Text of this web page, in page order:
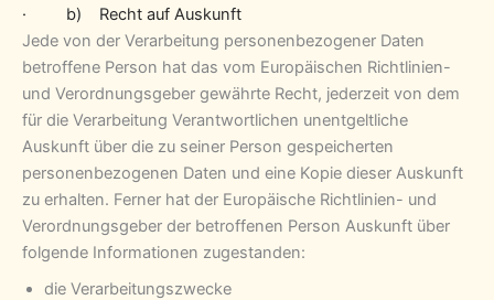
· b) Recht auf Auskunft
Jede von der Verarbeitung personenbezogener Daten
betroffene Person hat das vom Europäischen Richtlinien-
und Verordnungsgeber gewährte Recht, jederzeit von dem
für die Verarbeitung Verantwortlichen unentgeltliche
Auskunft über die zu seiner Person gespeicherten
personenbezogenen Daten und eine Kopie dieser Auskunft
zu erhalten. Ferner hat der Europäische Richtlinien- und
Verordnungsgeber der betroffenen Person Auskunft über
folgende Informationen zugestanden:
die Verarbeitungszwecke